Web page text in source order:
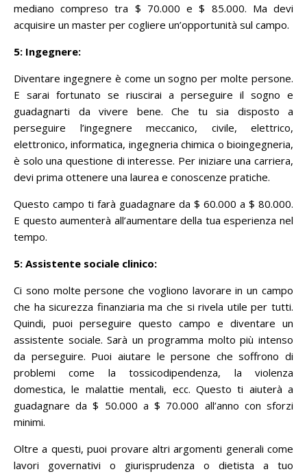
mediano compreso tra $ 70.000 e $ 85.000. Ma devi
acquisire un master per cogliere un’opportunità sul campo.
5: Ingegnere:
Diventare ingegnere è come un sogno per molte persone.
E sarai fortunato se riuscirai a perseguire il sogno e
guadagnarti da vivere bene. Che tu sia disposto a
perseguire l’ingegnere meccanico, civile, elettrico,
elettronico, informatica, ingegneria chimica o bioingegneria,
è solo una questione di interesse. Per iniziare una carriera,
devi prima ottenere una laurea e conoscenze pratiche.
Questo campo ti farà guadagnare da $ 60.000 a $ 80.000.
E questo aumenterà all’aumentare della tua esperienza nel
tempo.
5: Assistente sociale clinico:
Ci sono molte persone che vogliono lavorare in un campo
che ha sicurezza finanziaria ma che si rivela utile per tutti.
Quindi, puoi perseguire questo campo e diventare un
assistente sociale.Sarà un programma molto più intenso
da perseguire. Puoi aiutare le persone che soffrono di
problemi come la tossicodipendenza, la violenza
domestica, le malattie mentali, ecc. Questo ti aiuterà a
guadagnare da $ 50.000 a $ 70.000 all’anno con sforzi
minimi.
Oltre a questi, puoi provare altri argomenti generali come
lavori governativi o giurisprudenza o dietista a tuo